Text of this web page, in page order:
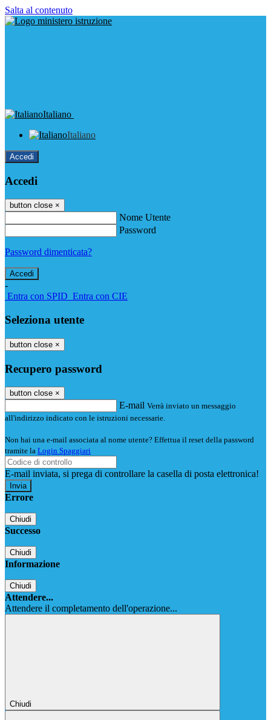
Salta al contenuto
Italiano
Italiano
Accedi
Accedi
button close ×
Nome Utente
Password
Password dimenticata?
-
Entra con SPID Entra con CIE
Seleziona utente
button close ×
Recupero password
button close ×
E-mail Verrà inviato un messaggio
all'indirizzo indicato con le istruzioni necessarie.
Non hai una e-mail associata al nome utente? Effettua il reset della password
tramite la Login Spaggiari
E-mail inviata, si prega di controllare la casella di posta elettronica!
Errore
Chiudi
Successo
Chiudi
Informazione
Chiudi
Attendere...
Attendere il completamento dell'operazione...
Chiudi